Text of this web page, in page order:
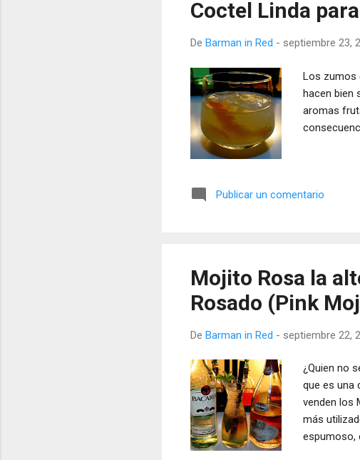
Coctel Linda
De Barman in Red - septiembre 23,
Los zumos
hacen bien
aromas
Publicar un comentario
Mojito Rosa la
Rosado (Pink
De Barman in Red - septiembre 22,
¿Quien no
que es una
venden los
más
espumoso,